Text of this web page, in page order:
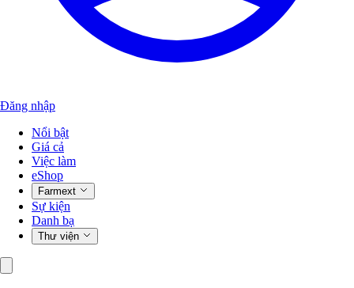
Đăng nhập
Nổi bật
Giá cả
Việc làm
eShop
Farmext
Sự kiện
Danh bạ
Thư viện